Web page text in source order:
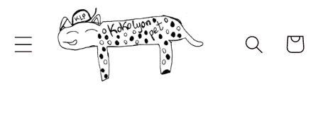
directamente
al contenido
Carrito